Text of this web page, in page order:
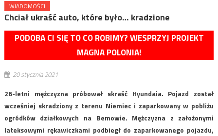
WIADOMOŚCI
Chciał ukraść auto, które było… kradzione
PODOBA CI SIĘ TO CO ROBIMY? WESPRZYJ PROJEKT
MAGNA POLONIA!
20 stycznia 2021
26-letni mężczyzna próbował skraść Hyundaia. Pojazd został
wcześniej skradziony z terenu Niemiec i zaparkowany w pobliżu
ogródków działkowych na Bemowie. Mężczyzna z założonymi
lateksowymi rękawiczkami podbiegł do zaparkowanego pojazdu,